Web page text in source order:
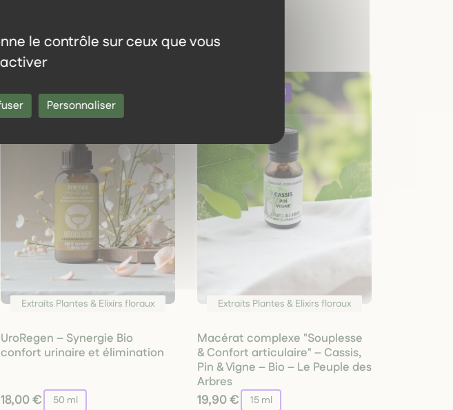
le contrôle sur ceux que vous
Personnaliser
Extraits Plantes & Elixirs floraux
UroRegen – Synergie Bio
confort urinaire et élimination
18,00 € 50 ml
Extraits Plantes & Elixirs floraux
Macérat complexe "Souplesse
& Confort articulaire" – Cassis,
Pin & Vigne – Bio – Le Peuple des
Arbres
19,90 € 15 ml